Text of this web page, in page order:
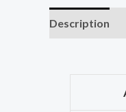
Description